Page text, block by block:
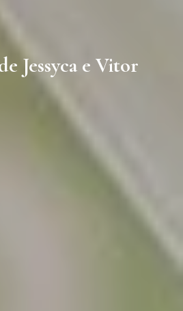
Jessyca e Vitor